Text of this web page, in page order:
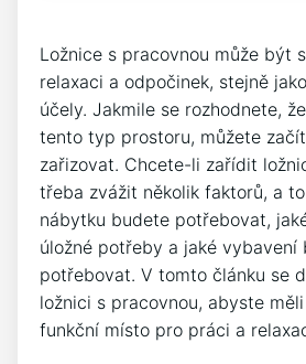
Ložnice s pracovnou může být
relaxaci a odpočinek, stejně
účely. Jakmile se rozhodnete,
tento typ prostoru, můžete
zařizovat. Chcete-li zařídit
třeba zvážit několik faktorů, a
nábytku budete potřebovat,
úložné potřeby a jaké vybavení
potřebovat. V tomto článku se
ložnici s pracovnou, abyste
funkční místo pro práci a